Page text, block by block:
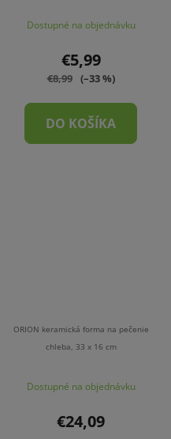
Dostupné na objednávku
€5,99
€8,99 (–33 %)
DO KOŠÍKA
ORION keramická forma na pečenie
chleba, 33 x 16 cm
Dostupné na objednávku
€24,09